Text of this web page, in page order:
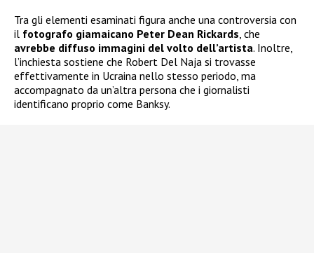
Tra gli elementi esaminati figura anche una controversia con
il fotografo giamaicano Peter Dean Rickards, che
avrebbe diffuso immagini del volto dell’artista. Inoltre,
l’inchiesta sostiene che Robert Del Naja si trovasse
effettivamente in Ucraina nello stesso periodo, ma
accompagnato da un’altra persona che i giornalisti
identificano proprio come Banksy.